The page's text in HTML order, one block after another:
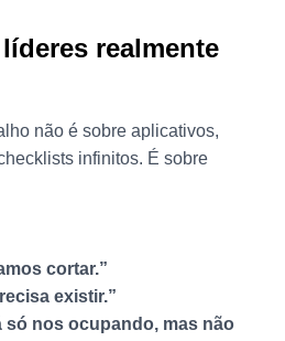
realmente
não é sobre aplicativos,
infinitos. É sobre
cortar.”
existir.”
só nos ocupando, mas não